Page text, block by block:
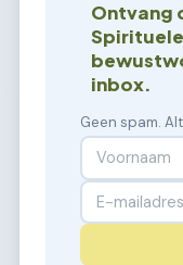
Ontvang
inbox.
Geen spam.